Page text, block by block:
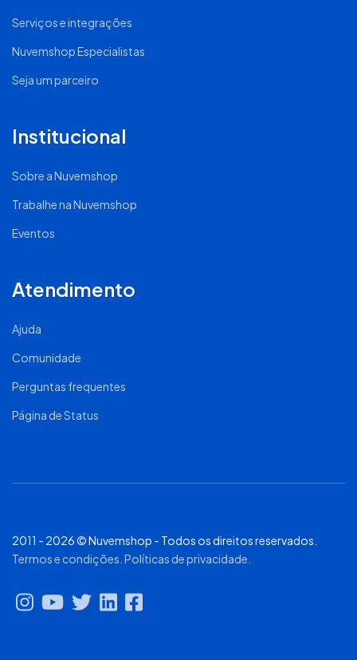
Serviços e integrações
Nuvemshop Especialistas
Seja um parceiro
Institucional
Sobre a Nuvemshop
Trabalhe na Nuvemshop
Eventos
Atendimento
Ajuda
Comunidade
Perguntas frequentes
Página de Status
2011 - 2026 © Nuvemshop - Todos os direitos reservados.
Termos e condições Políticas de privacidade